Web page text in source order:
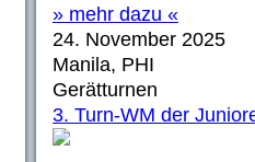
» mehr dazu «
24. November 2025
Manila, PHI
Gerätturnen
3. Turn-WM der